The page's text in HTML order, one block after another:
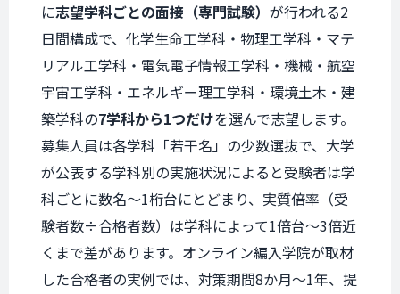
に志望学科ごとの面接（専門試験） が行われる2
日間構成で、化学生命工学科・物理工学科・マテ
リアル工学科・電気電子情報工学科・機械・航空
宇宙工学科・エネルギー理工学科・環境土木・建
築学科の7学科から1つだけを選んで志望します。
募集人員は各学科「若干名」の少数選抜で、大学
が公表する学科別の実施状況によると受験者は学
科ごとに数名〜1桁台にとどまり、実質倍率（受
験者数÷合格者数）は学科によって1倍台〜3倍近
くまで差があります。オンライン編入学院が取材
した合格者の実例では、対策期間8か月〜1年、提